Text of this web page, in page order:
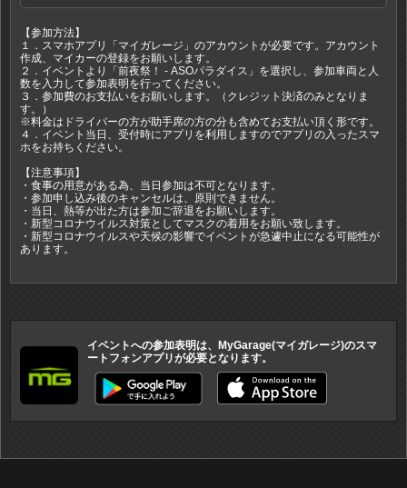
【参加方法】
１．スマホアプリ「マイガレージ」のアカウントが必要です。アカウント
作成、マイカーの登録をお願いします。
２．イベントより「前夜祭！ - ASOパラダイス」を選択し、参加車両と人
数を入力して参加表明を行ってください。
３．参加費のお支払いをお願いします。（クレジット決済のみとなりま
す。）
※料金はドライバーの方が助手席の方の分も含めてお支払い頂く形です。
４．イベント当日、受付時にアプリを利用しますのでアプリの入ったスマ
ホをお持ちください。
【注意事項】
・食事の用意がある為、当日参加は不可となります。
・参加申し込み後のキャンセルは、原則できません。
・当日、熱等が出た方は参加ご辞退をお願いします。
・新型コロナウイルス対策としてマスクの着用をお願い致します。
・新型コロナウイルスや天候の影響でイベントが急遽中止になる可能性が
あります。
イベントへの参加表明は、MyGarage(マイガレージ)のスマ
ートフォンアプリが必要となります。